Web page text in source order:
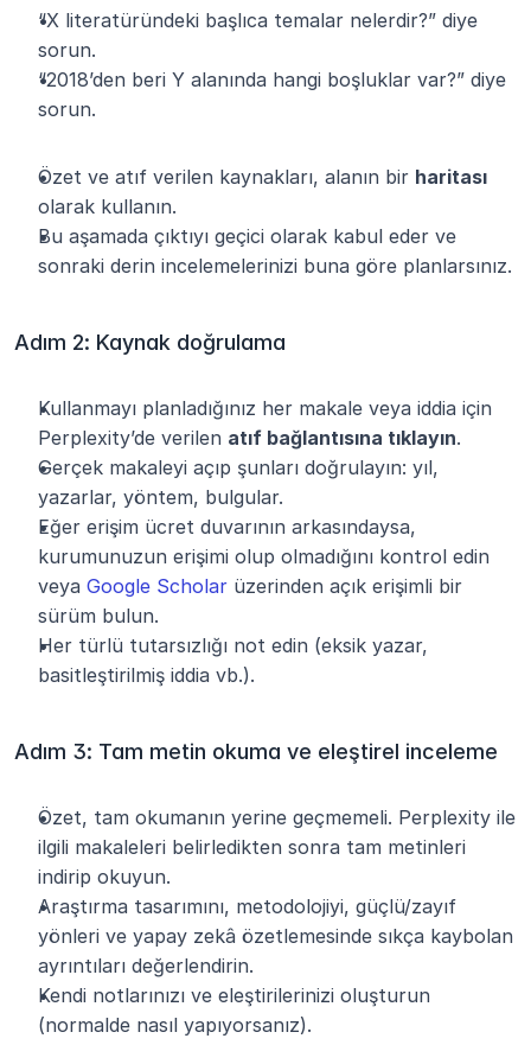
“X literatüründeki başlıca temalar nelerdir?” diye
sorun.
“2018’den beri Y alanında hangi boşluklar var?” diye
sorun.
Özet ve atıf verilen kaynakları, alanın bir haritası
olarak kullanın.
Bu aşamada çıktıyı geçici olarak kabul eder ve
sonraki derin incelemelerinizi buna göre planlarsınız.
Adım 2: Kaynak doğrulama
Kullanmayı planladığınız her makale veya iddia için
Perplexity’de verilen atıf bağlantısına tıklayın.
Gerçek makaleyi açıp şunları doğrulayın: yıl,
yazarlar, yöntem, bulgular.
Eğer erişim ücret duvarının arkasındaysa,
kurumunuzun erişimi olup olmadığını kontrol edin
veya Google Scholar üzerinden açık erişimli bir
sürüm bulun.
Her türlü tutarsızlığı not edin (eksik yazar,
basitleştirilmiş iddia vb.).
Adım 3: Tam metin okuma ve eleştirel inceleme
Özet, tam okumanın yerine geçmemeli. Perplexity ile
ilgili makaleleri belirledikten sonra tam metinleri
indirip okuyun.
Araştırma tasarımını, metodolojiyi, güçlü/zayıf
yönleri ve yapay zekâ özetlemesinde sıkça kaybolan
ayrıntıları değerlendirin.
Kendi notlarınızı ve eleştirilerinizi oluşturun
(normalde nasıl yapıyorsanız).